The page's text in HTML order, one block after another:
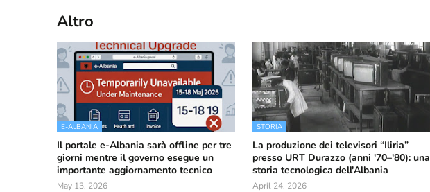
Altro
E-ALBANIA
Il portale e-Albania sarà offline per tre
giorni mentre il governo esegue un
importante aggiornamento tecnico
May 13, 2026
STORIA
La produzione dei televisori “Iliria”
presso URT Durazzo (anni '70–'80): una
storia tecnologica dell'Albania
April 24, 2026